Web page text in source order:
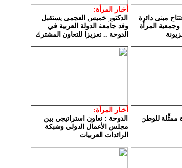
مبنى دائرة
وجمعية المرأة
أخبار المرأة:
الدكتور خميس العجمي يستقبل
وفد جامعة الدولة العربية في
الدوحة .. تعزيزا للتعاون المشترك
ممثِّلة للوطن
أخبار المرأة:
الدوحة : تعاون استراتيجي بين
مجلس الأعمال الدولي وشبكة
الرائدات العربيات